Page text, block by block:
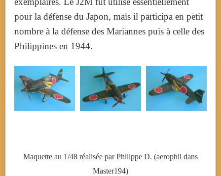
pour la défense du Japon, mais il participa en petit
nombre à la défense des Mariannes puis à celle des
Philippines en 1944.
Maquette au 1/48 réalisée par Philippe D. (aerophil dans
Master194)